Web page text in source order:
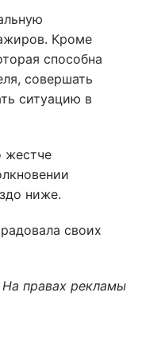
Кроме
способна
совершать
ситуацию в
жестче
ниже.
На правах рекламы